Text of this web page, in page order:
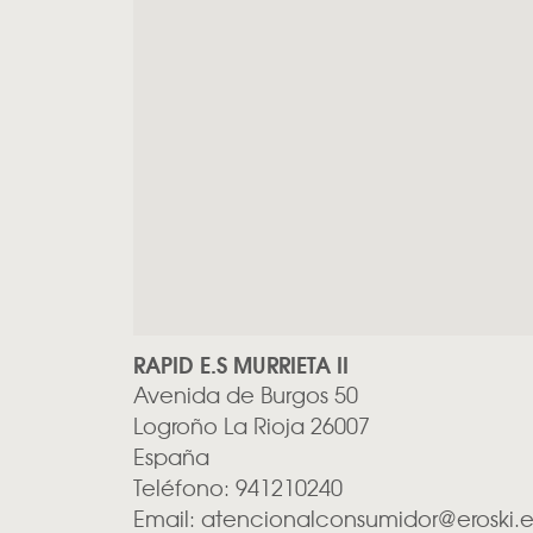
RAPID E.S MURRIETA II
Avenida de Burgos 50
Logroño La Rioja 26007
España
Teléfono: 941210240
Email: